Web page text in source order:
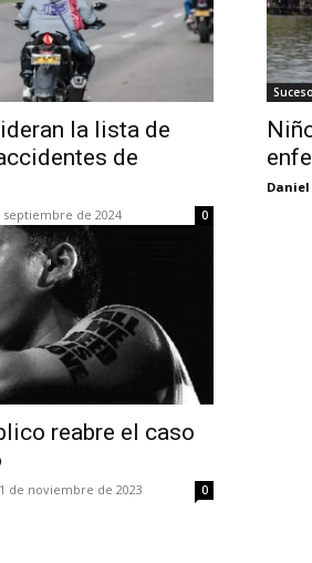
la lista de
de
septiembre de 2024 0
reabre el caso
de noviembre de 2023 0